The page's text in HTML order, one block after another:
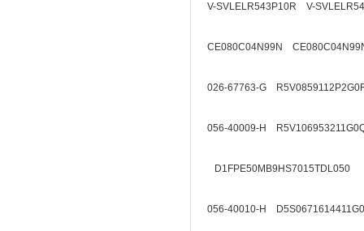
V-SVLELR543P10R V-
CE080C04N99N
026-67763-G
056-40009-H
D1FPE50MB9HS7015TDL050
056-40010-H